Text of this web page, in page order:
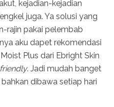
kejadian-kejadian
juga. Ya solusi yang
rajin pakai pelembab
aku dapet rekomendasi
Plus dari Ebright Skin
. Jadi mudah banget
dibawa setiap hari